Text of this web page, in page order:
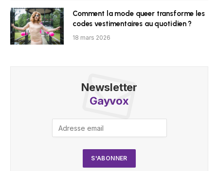
Comment la mode queer transforme les
codes vestimentaires au quotidien ?
18 mars 2026
Newsletter
Gayvox